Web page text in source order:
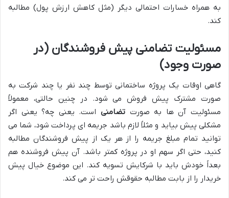
به همراه خسارات احتمالی دیگر (مثل کاهش ارزش پول) مطالبه
کند.
مسئولیت تضامنی پیش فروشندگان (در
صورت وجود)
گاهی اوقات یک پروژه ساختمانی توسط چند نفر یا چند شرکت به
صورت مشترک پیش فروش می شود. در چنین حالتی، معمولاً
مسئولیت آن ها به صورت تضامنی است. یعنی چه؟ یعنی اگر
مشکلی پیش بیاید و مثلاً لازم باشد جریمه ای پرداخت شود، شما می
توانید تمام مبلغ جریمه را از هر یک از پیش فروشندگان مطالبه
کنید، حتی اگر سهم او در پروژه کمتر باشد. آن پیش فروشنده هم
بعداً خودش باید با شرکایش تسویه کند. این موضوع خیال پیش
خریدار را از بابت مطالبه حقوقش راحت تر می کند.